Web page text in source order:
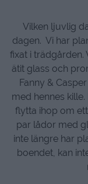
Vilken ljuvlig
dagen. Vi har
fixat i trädgården.
ätit glass och
Fanny &
med hennes
flytta ihop om
par lådor med
inte längre har
boendet, kan